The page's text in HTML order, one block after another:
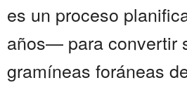
es un proceso
años— para convertir
gramíneas foráneas